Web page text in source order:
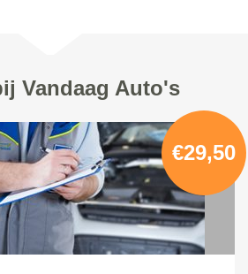
Vandaag Auto's
€29,50